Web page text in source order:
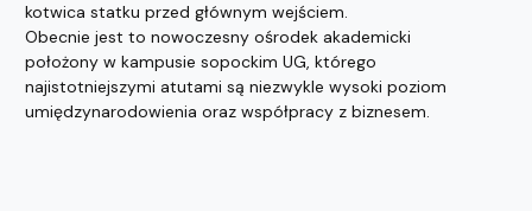
kotwica statku przed głównym wejściem.
Obecnie jest to nowoczesny ośrodek akademicki
położony w kampusie sopockim UG, którego
najistotniejszymi atutami są niezwykle wysoki poziom
umiędzynarodowienia oraz współpracy z biznesem.